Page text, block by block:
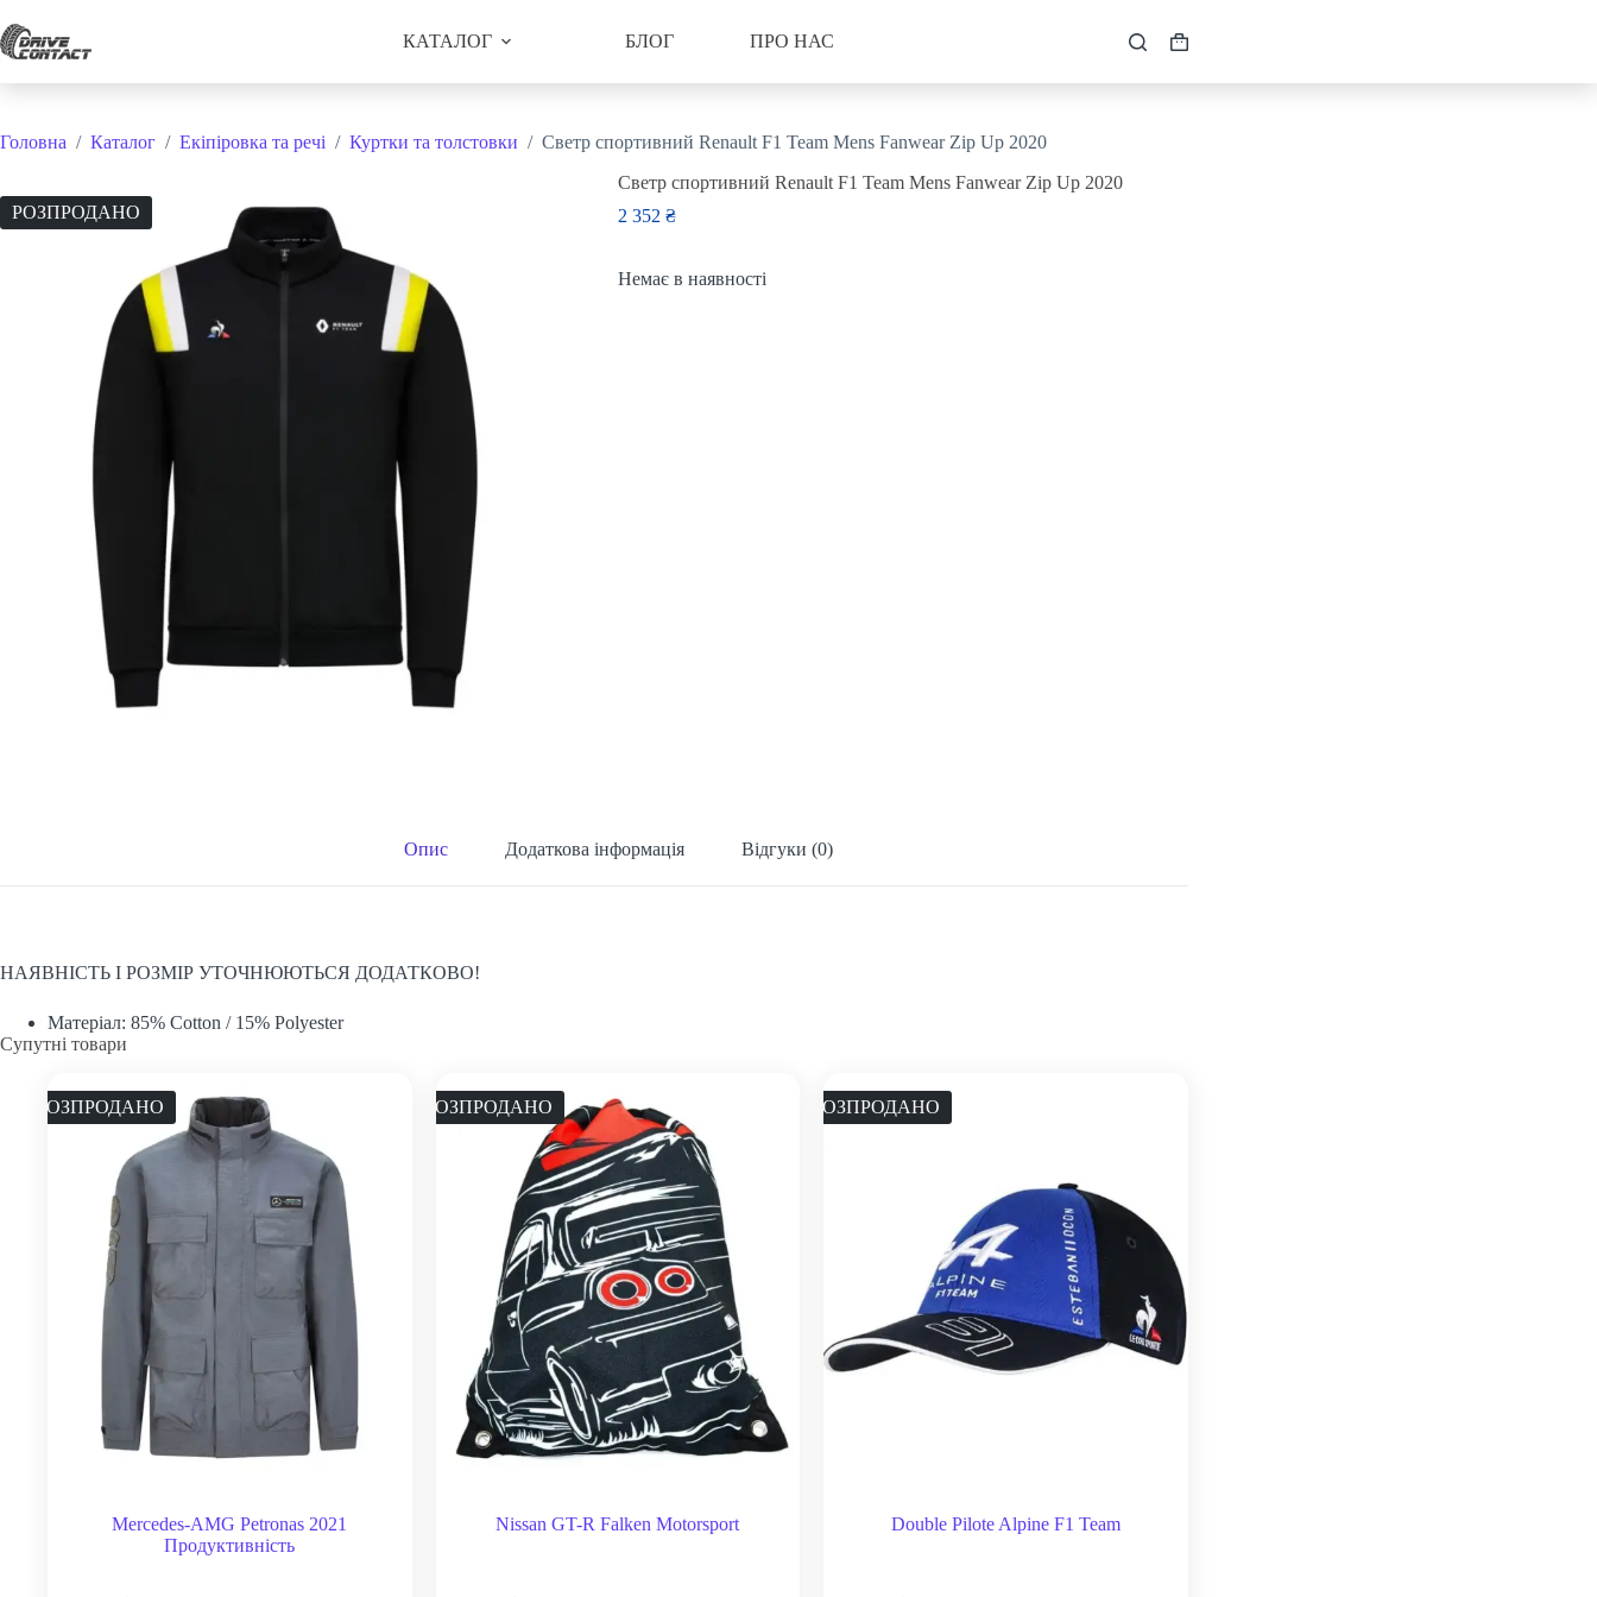
до
вмісту
КАТАЛОГ БЛОГ ПРО НАС Кошик
Головна / Каталог / Екіпіровка та речі / Куртки та толстовки / Светр спортивний Renault F1 Team Mens Fanwear Zip Up 2020
РОЗПРОДАНО
Светр спортивний Renault F1 Team Mens Fanwear Zip Up 2020
2 352 ₴
Немає в наявності
Опис Додаткова інформація Відгуки (0)
НАЯВНІСТЬ І РОЗМІР УТОЧНЮЮТЬСЯ ДОДАТКОВО!
Матеріал: 85% Cotton / 15% Polyester
Супутні товари
РОЗПРОДАНО
Mercedes-AMG Petronas 2021
Продуктивність
РОЗПРОДАНО
Nissan GT-R Falken Motorsport
РОЗПРОДАНО
Double Pilote Alpine F1 Team